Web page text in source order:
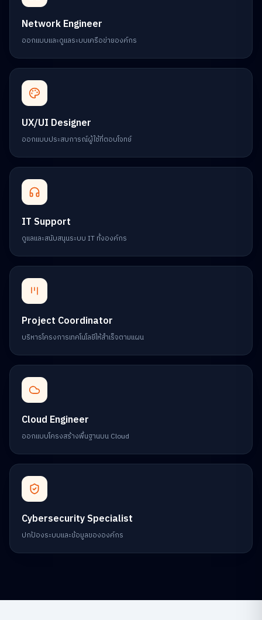
Network Engineer
ออกแบบและดูแลระบบเครือข่ายองค์กร
UX/UI Designer
ออกแบบประสบการณ์ผู้ใช้ที่ตอบโจทย์
IT Support
ดูแลและสนับสนุนระบบ IT ทั้งองค์กร
Project Coordinator
บริหารโครงการเทคโนโลยีให้สำเร็จตามแผน
Cloud Engineer
ออกแบบโครงสร้างพื้นฐานบน Cloud
Cybersecurity Specialist
ปกป้องระบบและข้อมูลขององค์กร